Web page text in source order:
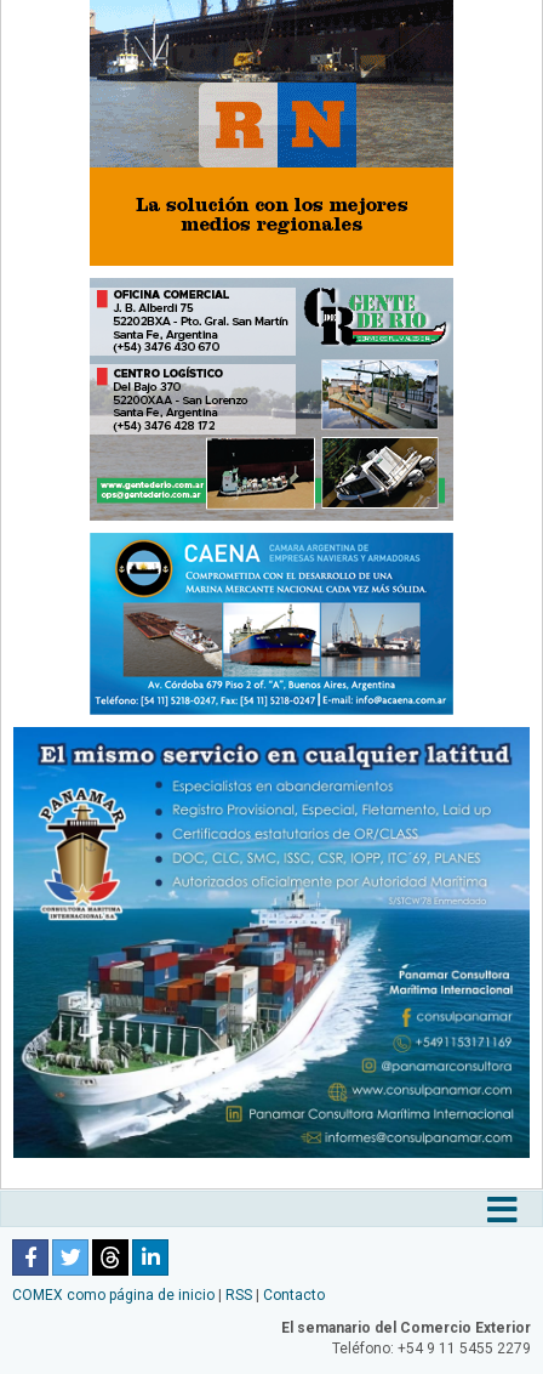
COMEX como página de inicio | RSS | Contacto
El semanario del Comercio Exterior
Teléfono: +54 9 11 5455 2279